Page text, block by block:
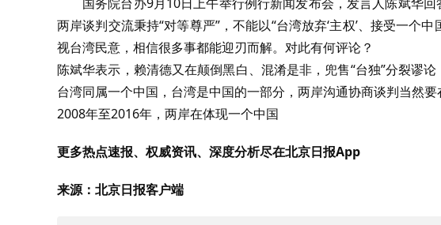
两岸谈判交流秉持“对等尊严”，不能以“台湾放弃‘主权’、接受一个
视台湾民意，相信很多事都能迎刃而解。对此有何评论？
陈斌华表示，赖清德又在颠倒黑白、混淆是非，兜售“台独”分裂谬
台湾同属一个中国，台湾是中国的一部分，两岸沟通协商谈判当然要
2008年至2016年，两岸在体现一个中国
更多热点速报、权威资讯、深度分析尽在北京日报App
来源：北京日报客户端